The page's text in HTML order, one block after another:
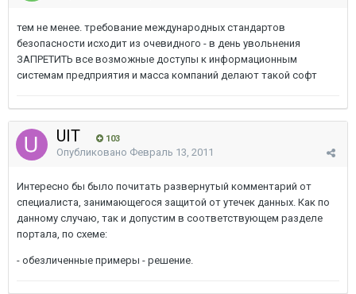
тем не менее. требование международных стандартов
безопасности исходит из очевидного - в день увольнения
ЗАПРЕТИТЬ все возможные доступы к информационным
системам предприятия и масса компаний делают такой софт
UIT 103
Опубликовано Февраль 13, 2011
Интересно бы было почитать развернутый комментарий от
специалиста, занимающегося защитой от утечек данных. Как по
данному случаю, так и допустим в соответствующем разделе
портала, по схеме:
- обезличенные примеры - решение.